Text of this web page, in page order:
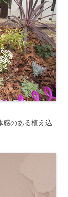
感のある植え込